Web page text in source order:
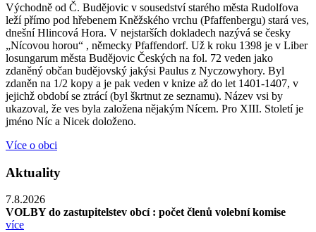
Východně od Č. Budějovic v sousedství starého města Rudolfova
leží přímo pod hřebenem Kněžského vrchu (Pfaffenbergu) stará ves,
dnešní Hlincová Hora. V nejstarších dokladech nazývá se česky
„Nícovou horou“ , německy Pfaffendorf. Už k roku 1398 je v Liber
losungarum města Budějovic Českých na fol. 72 veden jako
zdaněný občan budějovský jakýsi Paulus z Nyczowyhory. Byl
zdaněn na 1/2 kopy a je pak veden v knize až do let 1401-1407, v
jejichž období se ztrácí (byl škrtnut ze seznamu). Název vsi by
ukazoval, že ves byla založena nějakým Nícem. Pro XIII. Století je
jméno Níc a Nicek doloženo.
Více o obci
Aktuality
7.8.2026
VOLBY do zastupitelstev obcí : počet členů volební komise
více